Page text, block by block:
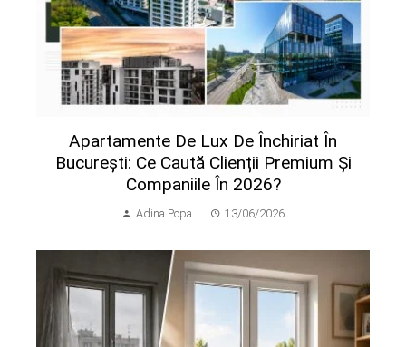
Apartamente De Lux De Închiriat În
București: Ce Caută Clienții Premium Și
Companiile În 2026?
Adina Popa 13/06/2026